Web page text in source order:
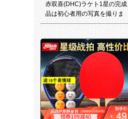
赤双喜(DHC)ラケト1星の完成
品は初心者用の写真を撮りま
す。星1006スト/シプロシュー